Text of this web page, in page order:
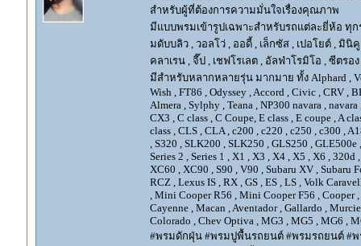
สำหรับผู้ที่ต้องการความมั่นใจเรื่องคุณภาพ
มีแบบพรมเข้ารูปเฉพาะสำหรับรถแต่ละยี่ห้อ ทุก
มดับบลิว , วอลโว่ , ออดี้ , เล็กซัส , เปอโยต์ , มินิ
คลาเรน , จี๊ป , เชฟโรเลต , อัลฟ่าโรมิโอ , ซีตร
มีสำหรับหลากหลายรุ่น มากมาย ทั้ง Alphard ,
Wish , FT86 , Odyssey , Accord , Civic , CRV ,
Almera , Sylphy , Teana , NP300 navara ,
CX3 , C class , C Coupe, E class , E coupe , A
class , CLS , CLA , c200 , c220 , c250 , c300 ,
, S320 , SLK200 , SLK250 , GLS250 , GLE500e
Series 2 , Series 1 , X1 , X3 , X4 , X5 , X6 ,
XC60 , XC90 , S90 , V90 , Subaru XV , Subaru
RCZ , Lexus IS , RX , GS , ES , LS , Volk
, Mini Cooper R56 , Mini Cooper F56 , Cooper
Cayenne , Macan , Aventador , Gallardo ,
Colorado , Chev Optiva , MG3 , MG5 , MG6 ,
#พรมดักฝุ่น #พรมปูพื้นรถยนต์ #พรมรถยนต์ #พ